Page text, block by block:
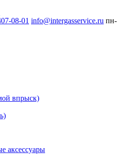
08-01 info@intergasservice.ru пн-
впрыск)
аксессуары